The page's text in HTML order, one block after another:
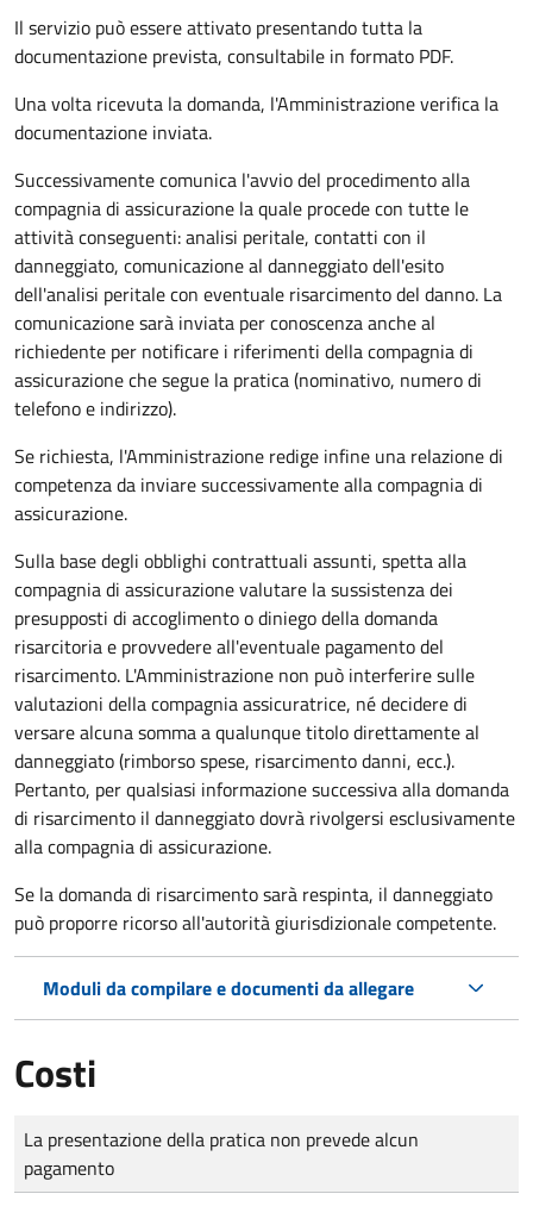
Il servizio può essere attivato presentando tutta la
documentazione prevista, consultabile in formato PDF.
Una volta ricevuta la domanda, l'Amministrazione verifica la
documentazione inviata.
Successivamente comunica l'avvio del procedimento alla
compagnia di assicurazione la quale procede con tutte le
attività conseguenti: analisi peritale, contatti con il
danneggiato, comunicazione al danneggiato dell'esito
dell'analisi peritale con eventuale risarcimento del danno. La
comunicazione sarà inviata per conoscenza anche al
richiedente per notificare i riferimenti della compagnia di
assicurazione che segue la pratica (nominativo, numero di
telefono e indirizzo).
Se richiesta, l'Amministrazione redige infine una relazione di
competenza da inviare successivamente alla compagnia di
assicurazione.
Sulla base degli obblighi contrattuali assunti, spetta alla
compagnia di assicurazione valutare la sussistenza dei
presupposti di accoglimento o diniego della domanda
risarcitoria e provvedere all'eventuale pagamento del
risarcimento. L'Amministrazione non può interferire sulle
valutazioni della compagnia assicuratrice, né decidere di
versare alcuna somma a qualunque titolo direttamente al
danneggiato (rimborso spese, risarcimento danni, ecc.).
Pertanto, per qualsiasi informazione successiva alla domanda
di risarcimento il danneggiato dovrà rivolgersi esclusivamente
alla compagnia di assicurazione.
Se la domanda di risarcimento sarà respinta, il danneggiato
può proporre ricorso all'autorità giurisdizionale competente.
Moduli da compilare e documenti da allegare
Costi
Tipo di pagamento
Importo
La presentazione della pratica non prevede alcun
pagamento